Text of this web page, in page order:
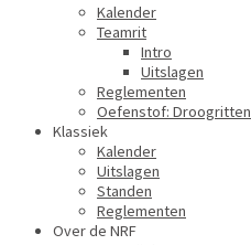
Kalender
Teamrit
Intro
Uitslagen
Reglementen
Oefenstof: Droogritten
Klassiek
Kalender
Uitslagen
Standen
Reglementen
Over de NRF